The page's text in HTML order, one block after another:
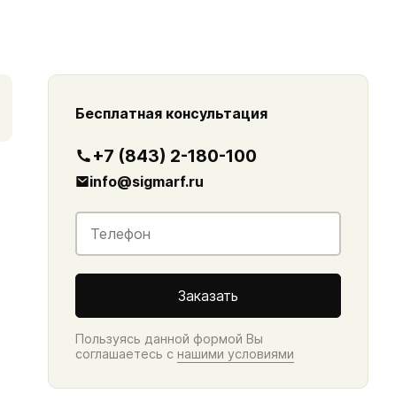
Бесплатная консультация
+7 (843) 2-180-100
info@sigmarf.ru
Контакты
Заказать
Пользуясь данной формой Вы
соглашаетесь с нашими условиями